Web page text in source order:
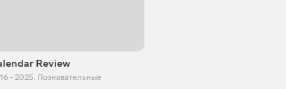
Review
- 2025, Познавательные